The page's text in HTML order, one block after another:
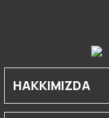
HAKKIMIZDA